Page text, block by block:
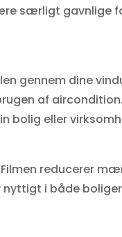
særligt gavnlige
gennem dine
af
bolig eller
reducerer
i både